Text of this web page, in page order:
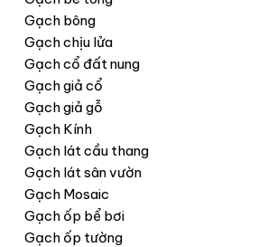
Gạch bông
Gạch chịu lửa
Gạch cổ đất nung
Gạch giả cổ
Gạch giả gỗ
Gạch Kính
Gạch lát cầu thang
Gạch lát sân vườn
Gạch Mosaic
Gạch ốp bể bơi
Gạch ốp tường